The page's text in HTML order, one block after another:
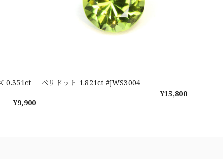
0.351ct
¥9,900
ペリドット 1.821ct #JWS3004
¥15,800